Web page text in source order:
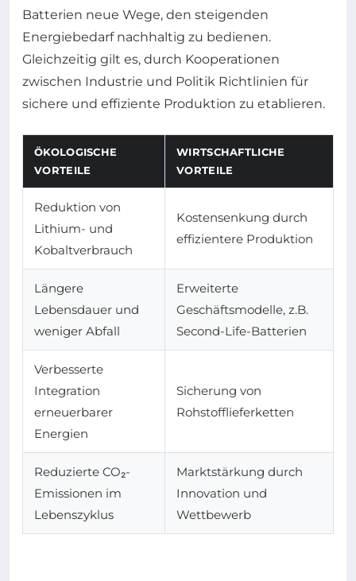
Batterien neue Wege, den steigenden
Energiebedarf nachhaltig zu bedienen.
Gleichzeitig gilt es, durch Kooperationen
zwischen Industrie und Politik Richtlinien für
sichere und effiziente Produktion zu etablieren.
ÖKOLOGISCHE
VORTEILE
WIRTSCHAFTLICHE
VORTEILE
Reduktion von
Lithium- und
Kobaltverbrauch
Kostensenkung durch
effizientere Produktion
Längere
Lebensdauer und
weniger Abfall
Erweiterte
Geschäftsmodelle, z.B.
Second-Life-Batterien
Verbesserte
Integration
erneuerbarer
Energien
Sicherung von
Rohstofflieferketten
Reduzierte CO₂-
Emissionen im
Lebenszyklus
Marktstärkung durch
Innovation und
Wettbewerb